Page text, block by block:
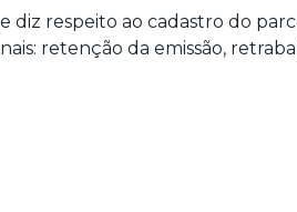
diz respeito ao cadastro do
retenção da emissão,